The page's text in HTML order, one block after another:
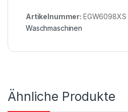
Artikelnummer: EGW6098XS
Waschmaschinen
Ähnliche Produkte